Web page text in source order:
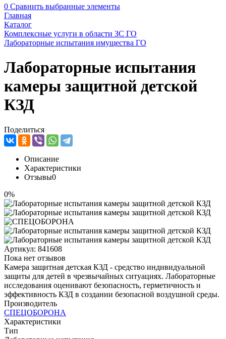
0 Сравнить выбранные элементы
Главная
Каталог
Комплексные услуги в области ЗС ГО
Лабораторные испытания имущества ГО
Лабораторные испытания
камеры защитной детской
КЗД
Поделиться
Описание
Характеристики
Отзывы0
0%
Артикул: 841608
Пока нет отзывов
Камера защитная детская КЗД - средство индивидуальной
защиты для детей в чрезвычайных ситуациях. Лабораторные
исследования оценивают безопасность, герметичность и
эффективность КЗД в создании безопасной воздушной среды.
Производитель
СПЕЦОБОРОНА
Характеристики
Тип